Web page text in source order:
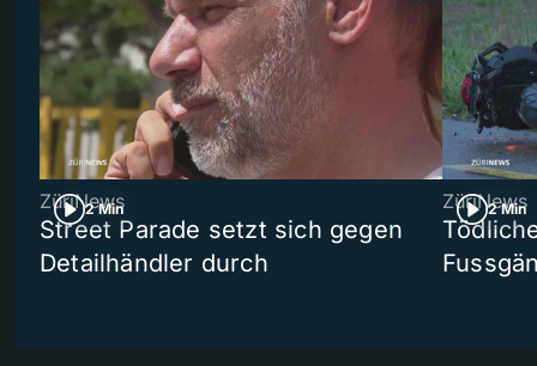
2 Min
ZüriNews
Street Parade setzt sich gegen
Detailhändler durch
2 Min
ZüriNews